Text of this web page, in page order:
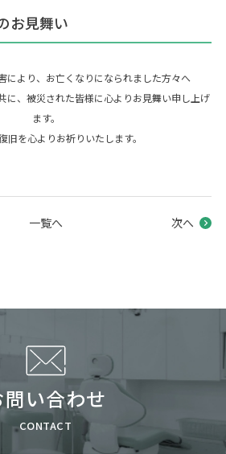
お見舞い
により、お亡くなりになられました方々へ
に、被災された皆様に心よりお見舞い申し上げ
ます。
旧を心よりお祈りいたします。
一覧へ 次へ
い合わせ
CONTACT